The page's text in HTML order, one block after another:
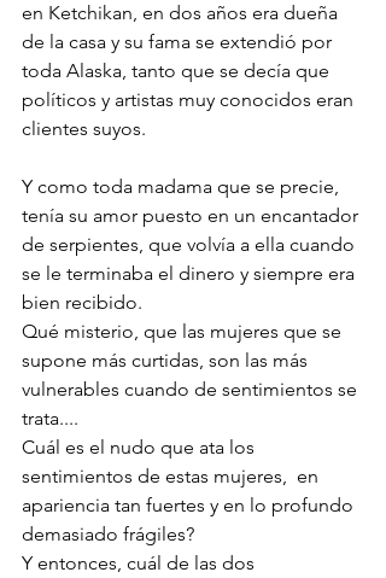
en Ketchikan, en dos años era dueña
de la casa y su fama se extendió por
toda Alaska, tanto que se decía que
políticos y artistas muy conocidos eran
clientes suyos.
Y como toda madama que se precie,
tenía su amor puesto en un encantador
de serpientes, que volvía a ella cuando
se le terminaba el dinero y siempre era
bien recibido.
Qué misterio, que las mujeres que se
supone más curtidas, son las más
vulnerables cuando de sentimientos se
trata....
Cuál es el nudo que ata los
sentimientos de estas mujeres,  en
apariencia tan fuertes y en lo profundo
demasiado frágiles?
Y entonces, cuál de las dos